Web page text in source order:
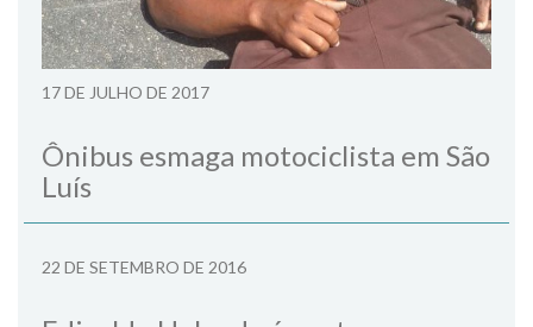
17 DE JULHO DE 2017
Ônibus esmaga motociclista em São
Luís
22 DE SETEMBRO DE 2016